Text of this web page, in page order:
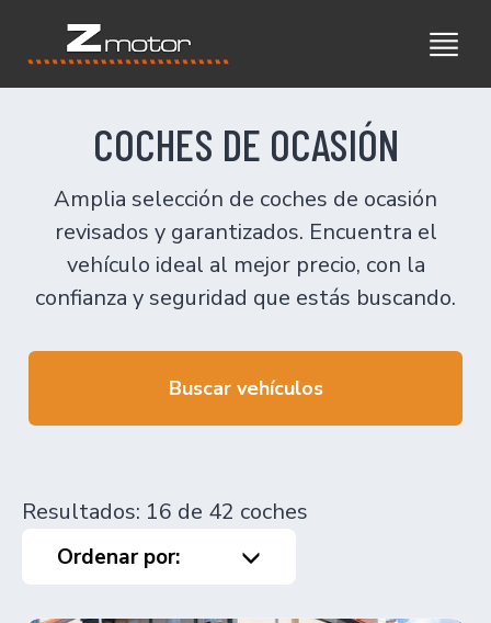
COCHES DE OCASIÓN
Amplia selección de coches de ocasión
revisados y garantizados. Encuentra el
vehículo ideal al mejor precio, con la
confianza y seguridad que estás buscando.
Buscar vehículos
Resultados: 16 de 42 coches
Ordenar por: